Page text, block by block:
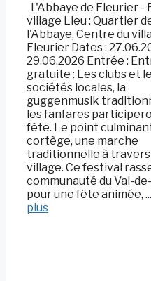
L'Abbaye de Fleurier -
village Lieu : Quartier
l'Abbaye, Centre du
Fleurier Dates :
29.06.2026 Entrée :
gratuite : Les clubs et
sociétés locales, la
guggenmusik
les fanfares
fête. Le point
cortège, une marche
traditionnelle à travers
village. Ce festival
communauté du Val-
pour une fête animée, ...
plus